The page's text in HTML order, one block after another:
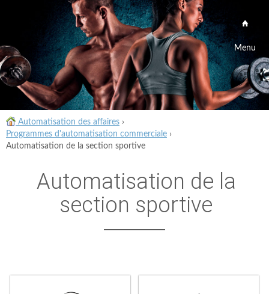
Menu
Automatisation des affaires ›
Programmes d'automatisation commerciale ›
Automatisation de la section sportive
Automatisation de la
section sportive